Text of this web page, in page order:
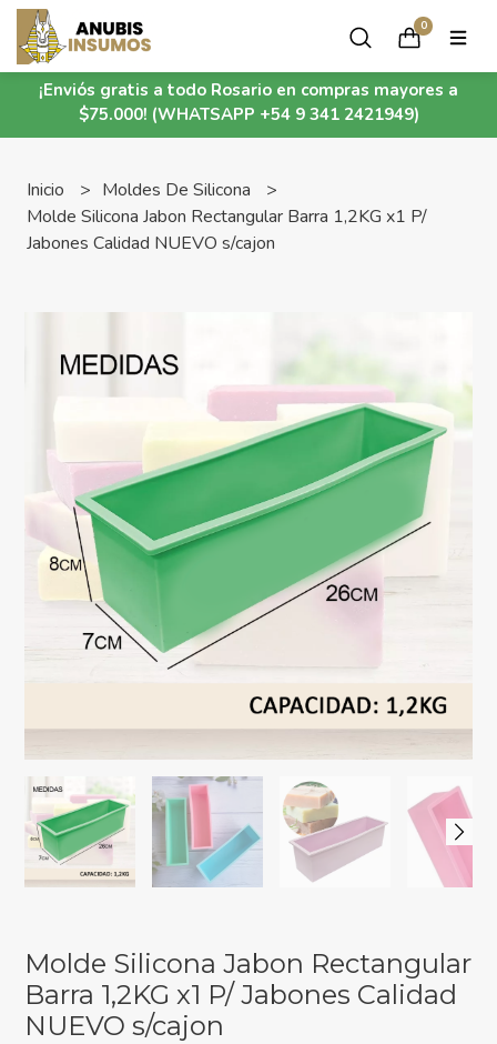
¡Enviós gratis a todo Rosario en compras mayores a
$75.000! (WHATSAPP +54 9 341 2421949)
0
Inicio
Moldes De Silicona
Molde Silicona Jabon Rectangular Barra 1,2KG x1 P/
Jabones Calidad NUEVO s/cajon
Molde Silicona Jabon Rectangular
Barra 1,2KG x1 P/ Jabones Calidad
NUEVO s/cajon